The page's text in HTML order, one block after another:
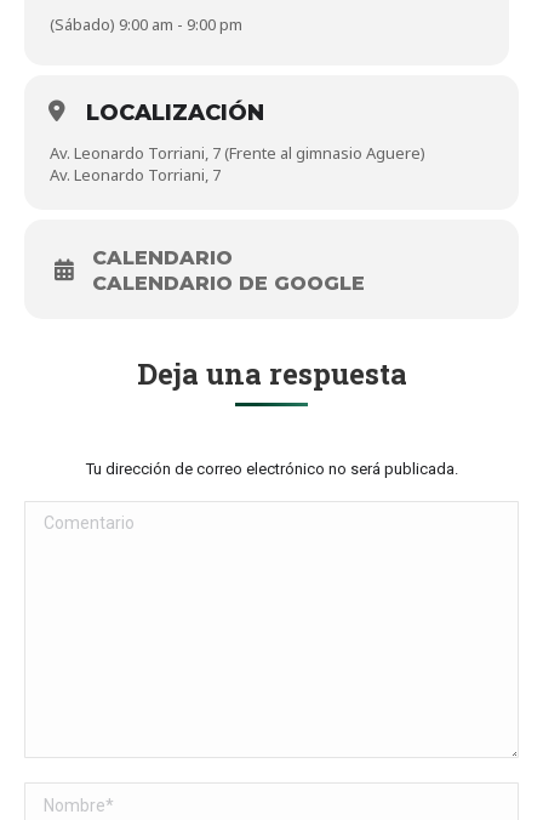
(Sábado) 9:00 am - 9:00 pm
LOCALIZACIÓN
Av. Leonardo Torriani, 7 (Frente al gimnasio Aguere)
Av. Leonardo Torriani, 7
CALENDARIO
CALENDARIO DE GOOGLE
Deja una respuesta
Tu dirección de correo electrónico no será publicada.
Comentario
Nombre *